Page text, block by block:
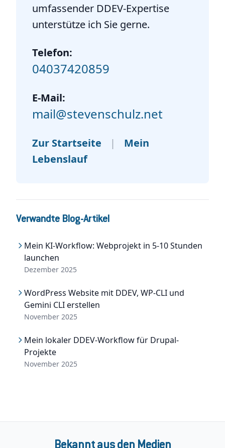
umfassender DDEV-Expertise
unterstütze ich Sie gerne.
Telefon:
04037420859
E-Mail:
mail@stevenschulz.net
Zur Startseite |
Mein
Lebenslauf
Verwandte Blog-Artikel
Mein KI-Workflow: Webprojekt in 5-10 Stunden
launchen
Dezember 2025
WordPress Website mit DDEV, WP-CLI und
Gemini CLI erstellen
November 2025
Mein lokaler DDEV-Workflow für Drupal-
Projekte
November 2025